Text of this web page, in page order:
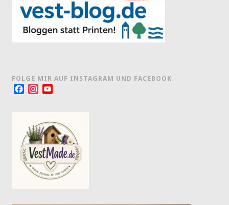
FOLGE MIR AUF INSTAGRAM UND FACEBOOK
FacebookInstagram